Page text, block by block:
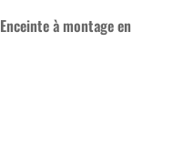
Enceinte à montage en